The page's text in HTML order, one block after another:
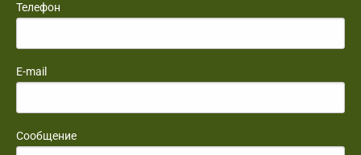
Телефон
E-mail
Сообщение